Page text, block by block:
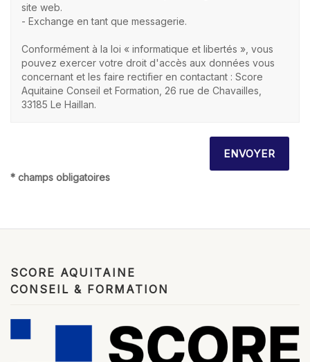
site web.
- Exchange en tant que messagerie.
Conformément à la loi « informatique et libertés », vous
pouvez exercer votre droit d'accès aux données vous
concernant et les faire rectifier en contactant : Score
Aquitaine Conseil et Formation, 26 rue de Chavailles,
33185 Le Haillan.
* champs obligatoires
SCORE AQUITAINE
CONSEIL & FORMATION